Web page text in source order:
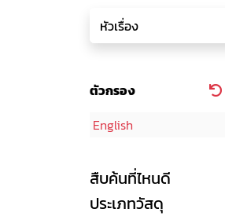
ตัวกรอง
English
สืบค้นที่ไหนดี
ประเภทวัสดุ